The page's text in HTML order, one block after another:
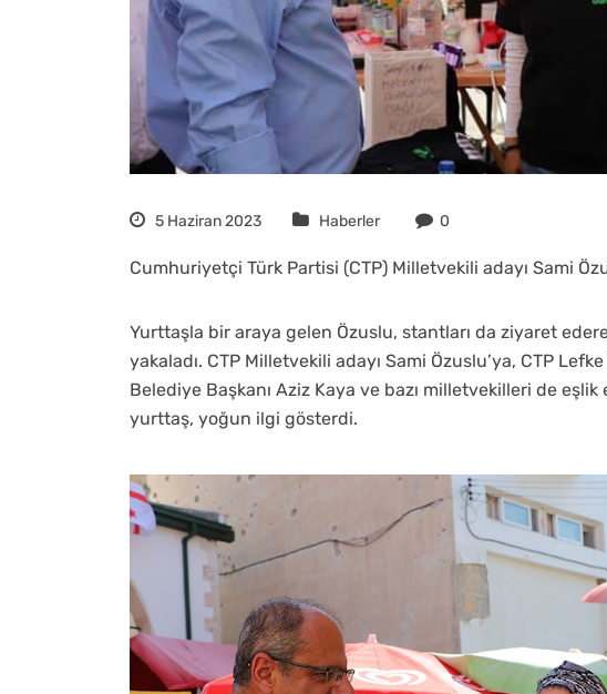
5 Haziran 2023 Haberler 0
Cumhuriyetçi Türk Partisi (CTP) Milletvekili adayı Sami
Yurttaşla bir araya gelen Özuslu, stantları da ziyaret
yakaladı. CTP Milletvekili adayı Sami Özuslu’ya, CTP
Belediye Başkanı Aziz Kaya ve bazı milletvekilleri de
yurttaş, yoğun ilgi gösterdi.